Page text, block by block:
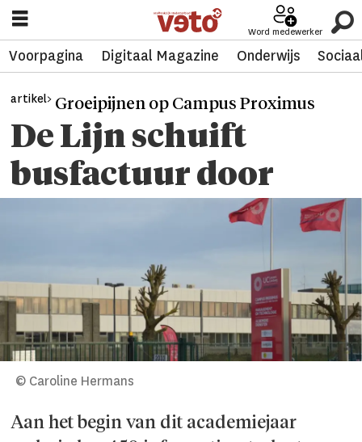
Word medewerker
Voorpagina Digitaal Magazine Onderwijs
artikel> Groeipijnen op Campus Proximus
De Lijn schuift
busfactuur door
© Caroline Hermans
Aan het begin van dit academiejaar